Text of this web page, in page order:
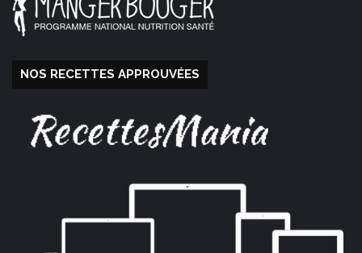
NOS RECETTES APPROUVÉES